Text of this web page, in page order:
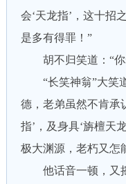
会‘天龙指’，这十招
是多有得罪！”
胡不归笑道：“你
“长笑神翁”大笑道
德，老弟虽然不肯承
指’，及身具‘旃檀天
极大渊源，老朽又怎
他话音一顿，又摇